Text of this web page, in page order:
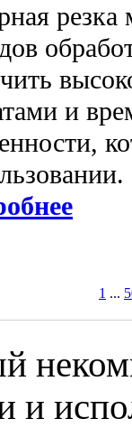
и
1 ...
и